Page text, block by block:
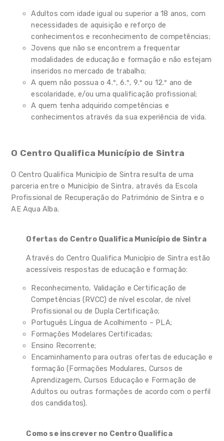
Adultos com idade igual ou superior a 18 anos, com
necessidades de aquisição e reforço de
conhecimentos e reconhecimento de competências;
Jovens que não se encontrem a frequentar
modalidades de educação e formação e não estejam
inseridos no mercado de trabalho;
A quem não possua o 4.º, 6.º, 9.º ou 12.º ano de
escolaridade, e/ou uma qualificação profissional;
A quem tenha adquirido competências e
conhecimentos através da sua experiência de vida.
O Centro Qualifica Município de Sintra
O Centro Qualifica Município de Sintra resulta de uma
parceria entre o Município de Sintra, através da Escola
Profissional de Recuperação do Património de Sintra e o
AE Aqua Alba.
Ofertas do Centro Qualifica Município de Sintra
Através do Centro Qualifica Município de Sintra estão
acessíveis respostas de educação e formação:
Reconhecimento, Validação e Certificação de
Competências (RVCC) de nível escolar, de nível
Profissional ou de Dupla Certificação;
Português Língua de Acolhimento – PLA;
Formações Modelares Certificadas;
Ensino Recorrente;
Encaminhamento para outras ofertas de educação e
formação (Formações Modulares, Cursos de
Aprendizagem, Cursos Educação e Formação de
Adultos ou outras formações de acordo com o perfil
dos candidatos).
Como se inscrever no Centro Qualifica